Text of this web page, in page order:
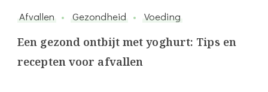
Afvallen Gezondheid Voeding
Een gezond ontbijt met yoghurt: Tips en
recepten voor afvallen